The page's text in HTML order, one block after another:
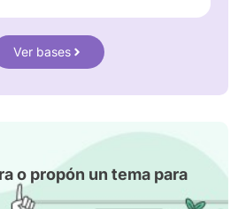
Ver bases
o propón un tema para